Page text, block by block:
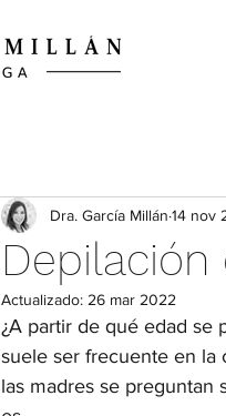
Dra. García Millán 14 nov
Actualizado: 26 mar 2022
¿A partir de qué edad se
suele ser frecuente en la
las madres se preguntan